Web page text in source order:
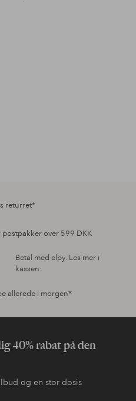
returret*
over 599 DKK
Betal med elpy. Les mer i
kassen.
allerede i morgen*
40% rabat på den
og en stor dosis